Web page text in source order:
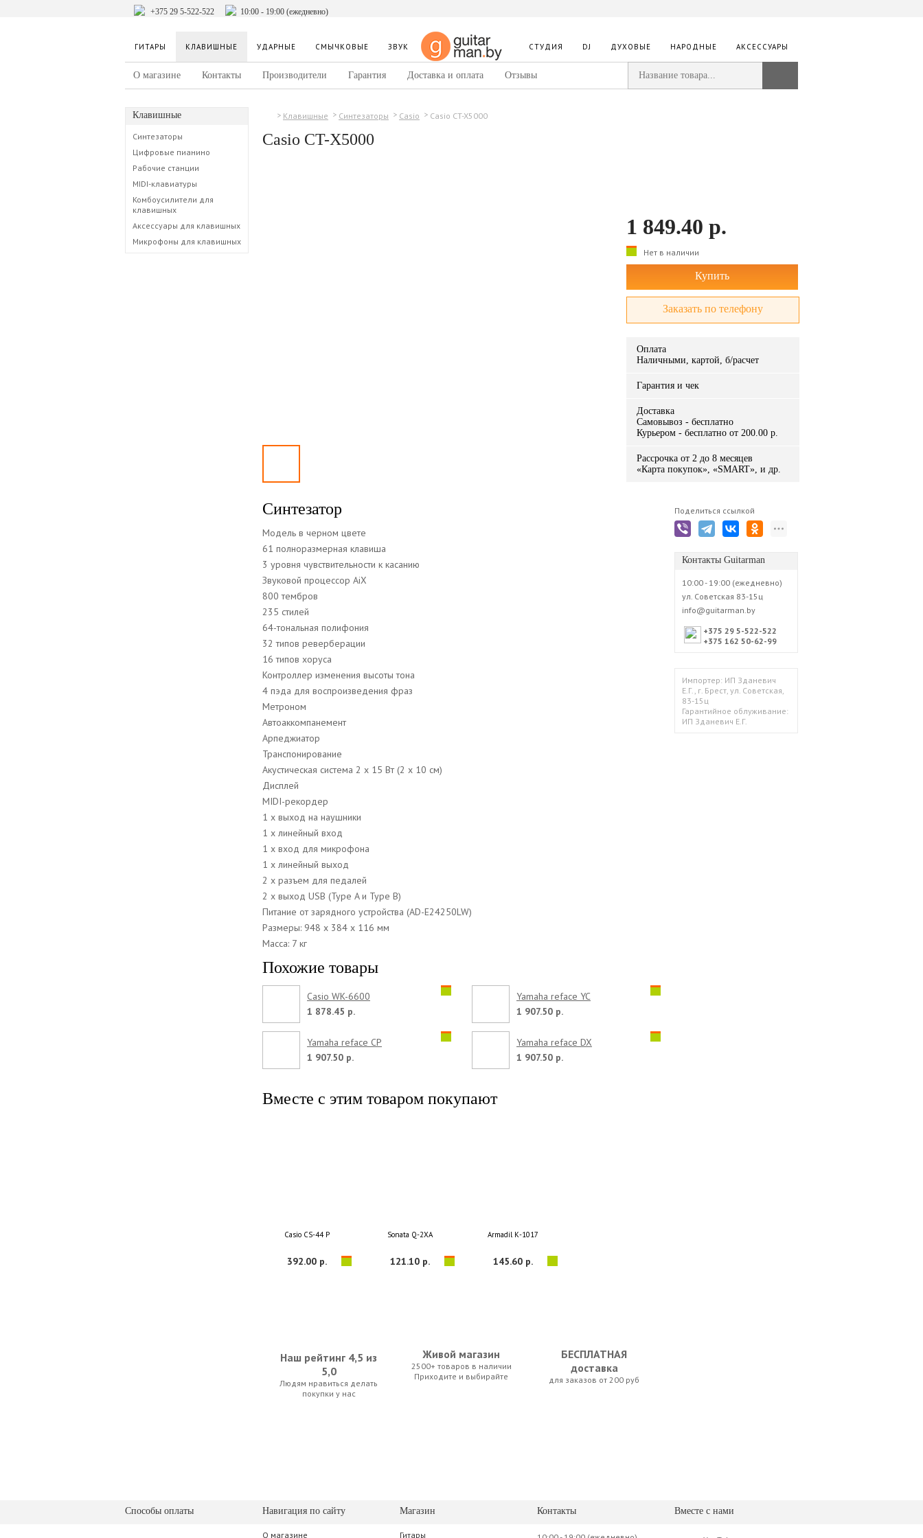
+375 29 5-522-522 10:00 - 19:00 (ежедневно)
ГИТАРЫ КЛАВИШНЫЕ УДАРНЫЕ СМЫЧКОВЫЕ ЗВУК СТУДИЯ DJ ДУХОВЫЕ НАРОДНЫЕ АКСЕССУАРЫ
О магазине Контакты Производители Гарантия Доставка и оплата Отзывы
Клавишные
Синтезаторы
Цифровые пианино
Рабочие станции
MIDI-клавиатуры
Комбоусилители для
клавишных
Аксессуары для клавишных
Микрофоны для клавишных
Клавишные Синтезаторы Casio Casio CT-X5000
Casio CT-X5000
1 849.40 р.
Нет в наличии
Купить
Заказать по телефону
Оплата
Наличными, картой, б/расчет
Гарантия и чек
Доставка
Самовывоз - бесплатно
Курьером - бесплатно от 200.00 р.
Рассрочка от 2 до 8 месяцев
«Карта покупок», «SMART», и др.
Синтезатор
Модель в черном цвете
61 полноразмерная клавиша
3 уровня чувствительности к касанию
Звуковой процессор AiX
800 тембров
235 стилей
64-тональная полифония
32 типов реверберации
16 типов хоруса
Контроллер изменения высоты тона
4 пэда для воспроизведения фраз
Метроном
Автоаккомпанемент
Арпеджиатор
Транспонирование
Акустическая система 2 x 15 Вт (2 х 10 см)
Дисплей
MIDI-рекордер
1 x выход на наушники
1 х линейный вход
1 х вход для микрофона
1 х линейный выход
2 х разъем для педалей
2 х выход USB (Type A и Type B)
Питание от зарядного устройства (AD-E24250LW)
Размеры: 948 x 384 x 116 мм
Масса: 7 кг
Похожие товары
Casio WK-6600
1 878.45 р.
Yamaha reface YC
1 907.50 р.
Yamaha reface CP
1 907.50 р.
Yamaha reface DX
1 907.50 р.
Вместе с этим товаром покупают
Casio CS-44 P
392.00 р.
Sonata Q-2XA
121.10 р.
Armadil К-1017
145.60 р.
Maxtone AKBC-62D
Наш рейтинг 4,5 из
5,0
Людям нравиться делать
покупки у нас
Живой магазин
2500+ товаров в наличии
Приходите и выбирайте
БЕСПЛАТНАЯ
доставка
для заказов от 200 руб
Поделиться ссылкой
Контакты Guitarman
10:00 - 19:00 (ежедневно)
ул. Советская 83-15ц
info@guitarman.by
+375 29 5-522-522
+375 162 50-62-99
Импортер: ИП Зданевич
Е.Г., г. Брест, ул. Советская,
83-15ц
Гарантийное облуживание:
ИП Зданевич Е.Г.
Способы оплаты Навигация по сайту
О магазине
Магазин
Гитары
Контакты Вместе с нами